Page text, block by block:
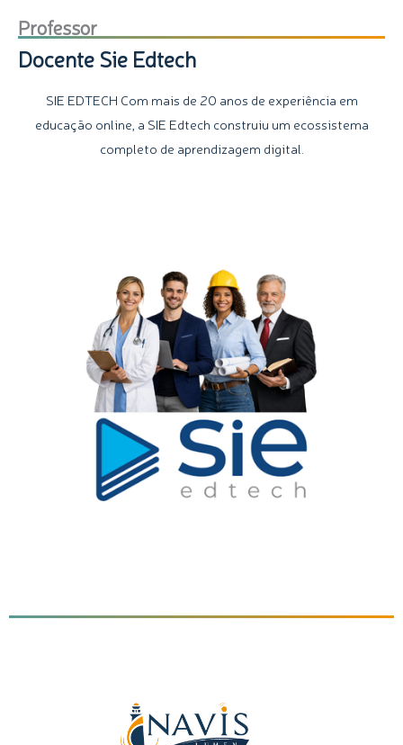
Professor
Docente Sie Edtech
SIE EDTECH Com mais de 20 anos de experiência em
educação online, a SIE Edtech construiu um ecossistema
completo de aprendizagem digital.